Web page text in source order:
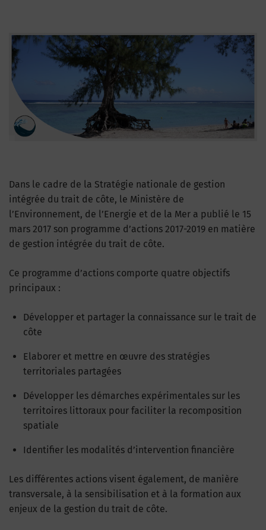
Dans le cadre de la Stratégie nationale de gestion
intégrée du trait de côte, le Ministère de
l’Environnement, de l’Energie et de la Mer a publié le 15
mars 2017 son programme d’actions 2017-2019 en matière
de gestion intégrée du trait de côte.
Ce programme d’actions comporte quatre objectifs
principaux :
Développer et partager la connaissance sur le trait de
côte
Elaborer et mettre en œuvre des stratégies
territoriales partagées
Développer les démarches expérimentales sur les
territoires littoraux pour faciliter la recomposition
spatiale
Identifier les modalités d’intervention financière
Les différentes actions visent également, de manière
transversale, à la sensibilisation et à la formation aux
enjeux de la gestion du trait de côte.